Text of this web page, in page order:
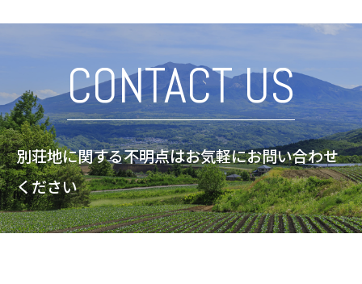
CONTACT US
別荘地に関する不明点はお気軽にお問い合わせ
ください